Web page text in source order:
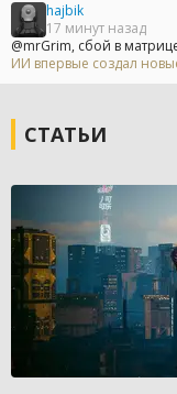
hajbik
17 минут назад
@mrGrim, сбой в
ИИ впервые создал
СТАТЬИ